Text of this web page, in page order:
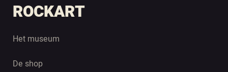
ROCKART
Het museum
De shop